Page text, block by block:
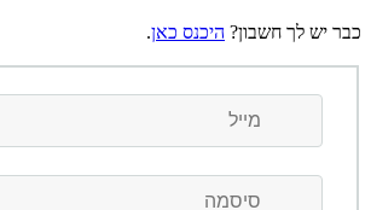
כבר יש לך חשבון? היכנס כאן.